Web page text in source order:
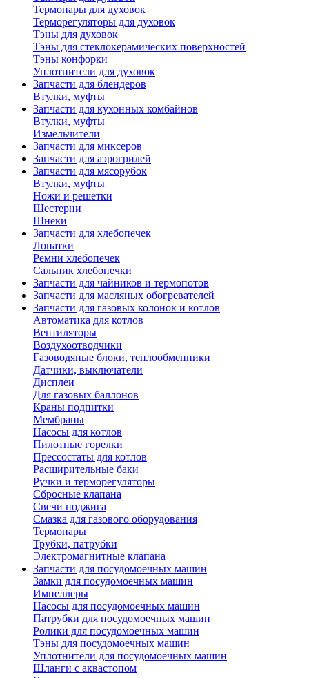
Термопары для духовок
Терморегуляторы для духовок
Тэны для духовок
Тэны для стеклокерамических поверхностей
Тэны конфорки
Уплотнители для духовок
Запчасти для блендеров
Втулки, муфты
Запчасти для кухонных комбайнов
Втулки, муфты
Измельчители
Запчасти для миксеров
Запчасти для аэрогрилей
Запчасти для мясорубок
Втулки, муфты
Ножи и решетки
Шестерни
Шнеки
Запчасти для хлебопечек
Лопатки
Ремни хлебопечек
Сальник хлебопечки
Запчасти для чайников и термопотов
Запчасти для масляных обогревателей
Запчасти для газовых колонок и котлов
Автоматика для котлов
Вентиляторы
Воздухоотводчики
Газоводяные блоки, теплообменники
Датчики, выключатели
Дисплеи
Для газовых баллонов
Краны подпитки
Мембраны
Насосы для котлов
Пилотные горелки
Прессостаты для котлов
Расширительные баки
Ручки и терморегуляторы
Сбросные клапана
Свечи поджига
Смазка для газового оборудования
Термопары
Трубки, патрубки
Электромагнитные клапана
Запчасти для посудомоечных машин
Замки для посудомоечных машин
Импеллеры
Насосы для посудомоечных машин
Патрубки для посудомоечных машин
Ролики для посудомоечных машин
Тэны для посудомоечных машин
Уплотнители для посудомоечных машин
Шланги с аквастопом